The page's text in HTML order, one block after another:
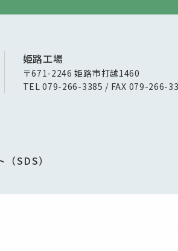
姫路工場
〒671-2246 姫路市打越1460
TEL 079-266-3385 / FAX 079-266-
SDS）